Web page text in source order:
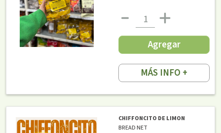
Agregar
MÁS INFO +
CHIFFONCITO DE LIMON
BREAD NET